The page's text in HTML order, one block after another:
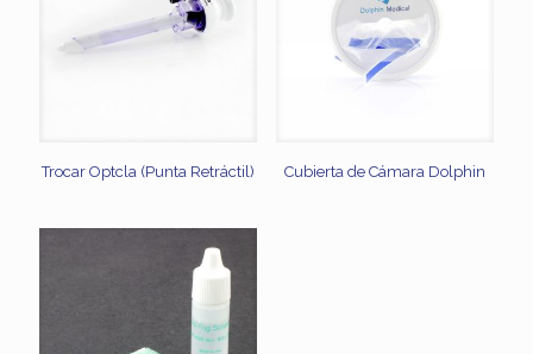
Trocar Optcla (Punta Retráctil) Cubierta de Cámara Dolphin